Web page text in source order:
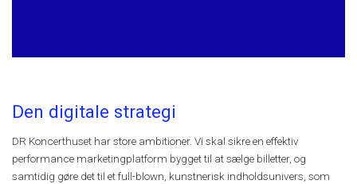
Den digitale strategi
DR Koncerthuset har store ambitioner. Vi skal sikre en effektiv
performance marketingplatform bygget til at sælge billetter, og
samtidig gøre det til et full-blown, kunstnerisk indholdsunivers, som